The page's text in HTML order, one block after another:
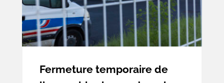
Fermeture temporaire de